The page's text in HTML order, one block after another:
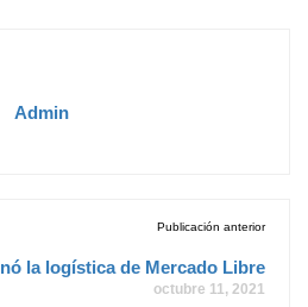
Admin
Publicación anterior
la logística de Mercado Libre
octubre 11, 2021